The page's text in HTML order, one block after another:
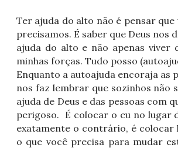
Ter ajuda do alto não é pensar
precisamos. É saber que Deus
ajuda do alto e não apenas viver
minhas forças. Tudo posso
Enquanto a autoajuda encoraja as
nos faz lembrar que sozinhos não
ajuda de Deus e das pessoas com
perigoso. É colocar o eu no lugar
exatamente o contrário, é colocar
o que você precisa para mudar